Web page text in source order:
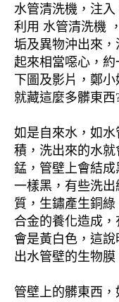
水管清洗機，注入
利用 水管清洗機
垢及異物沖出來
起來相當噁心，
下圖及影片，鄭
就藏這麼多髒東西
如是自來水，如
積，洗出來的水
錳，管壁上會結
一樣黑，有些洗
質，生鏽產生銅
合金的養化造成
會是黃白色，這
出水管壁的生物膜
管壁上的髒東西